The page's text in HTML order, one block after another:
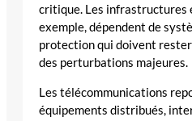
critique. Les infrastructures
exemple, dépendent de
protection qui doivent
des perturbations majeures.
Les télécommunications
équipements distribués,